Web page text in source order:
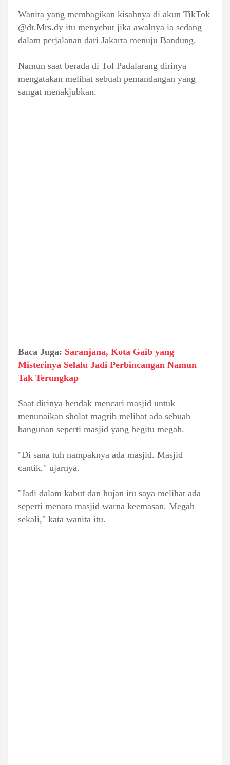
Wanita yang membagikan kisahnya di akun TikTok
@dr.Mrs.dy itu menyebut jika awalnya ia sedang
dalam perjalanan dari Jakarta menuju Bandung.
Namun saat berada di Tol Padalarang dirinya
mengatakan melihat sebuah pemandangan yang
sangat menakjubkan.
Baca Juga: Saranjana, Kota Gaib yang
Misterinya Selalu Jadi Perbincangan Namun
Tak Terungkap
Saat dirinya hendak mencari masjid untuk
menunaikan sholat magrib melihat ada sebuah
bangunan seperti masjid yang begitu megah.
"Di sana tuh nampaknya ada masjid. Masjid
cantik," ujarnya.
"Jadi dalam kabut dan hujan itu saya melihat ada
seperti menara masjid warna keemasan. Megah
sekali," kata wanita itu.